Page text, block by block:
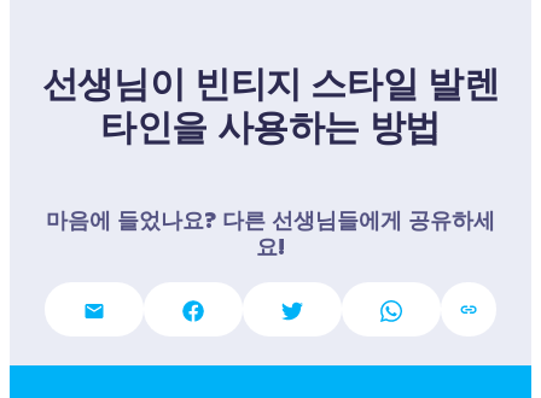
선생님이 빈티지 스타일 발렌
타인을 사용하는 방법
마음에 들었나요? 다른 선생님들에게 공유하세
요!